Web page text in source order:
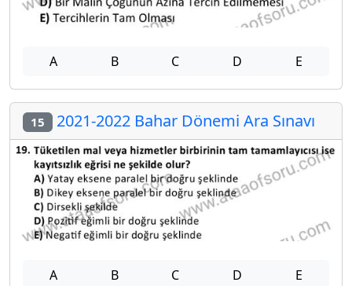
A B C D E
15 2021-2022 Bahar Dönemi Ara Sınavı
A B C D E